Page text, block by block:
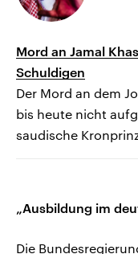
Mord an Jamal
Schuldigen
Der Mord an dem
bis heute nicht
saudische
„Ausbildung im
Die